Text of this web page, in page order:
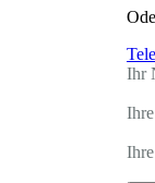
Ihr